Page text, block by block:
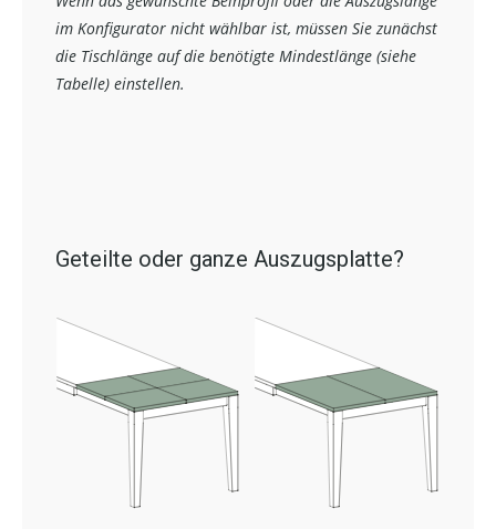
im Konfigurator nicht wählbar ist, müssen Sie zunächst
die Tischlänge auf die benötigte Mindestlänge (siehe
Tabelle) einstellen.
Geteilte oder ganze Auszugsplatte?